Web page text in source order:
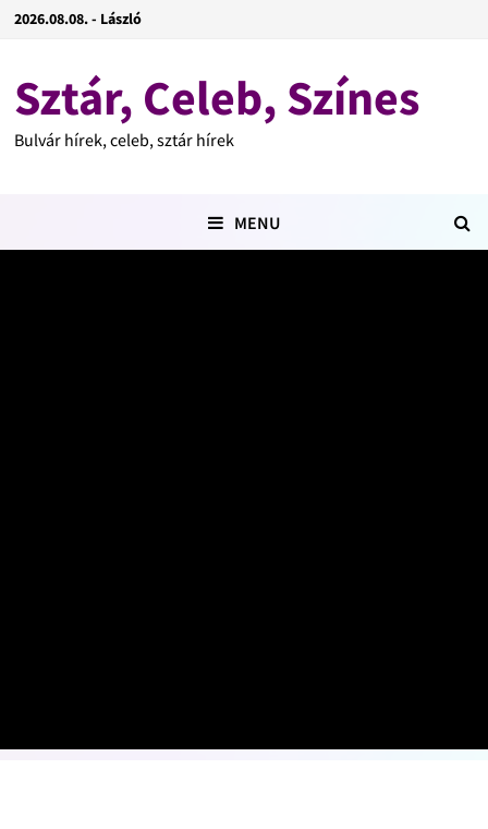
2026.08.08. - László
Sztár, Celeb, Színes
Bulvár hírek, celeb, sztár hírek
MENU